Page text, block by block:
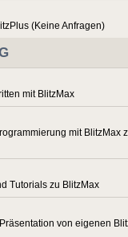
(Keine Anfragen)
mit BlitzMax
mit
Tutorials zu BlitzMax
von eigenen